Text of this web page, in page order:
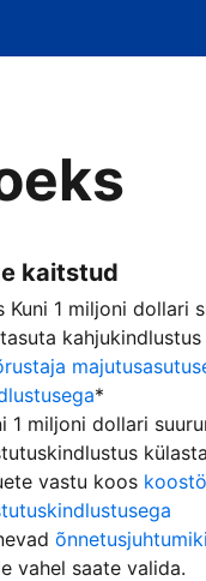
kaitstud
Kuni 1 miljoni dollari
*
1 miljoni dollari
vastu koos
vahel saate valida.